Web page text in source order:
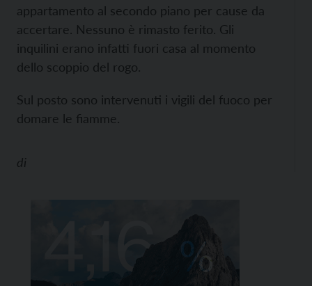
appartamento al secondo piano per cause da
accertare. Nessuno è rimasto ferito. Gli
inquilini erano infatti fuori casa al momento
dello scoppio del rogo.
Sul posto sono intervenuti i vigili del fuoco per
domare le fiamme.
di